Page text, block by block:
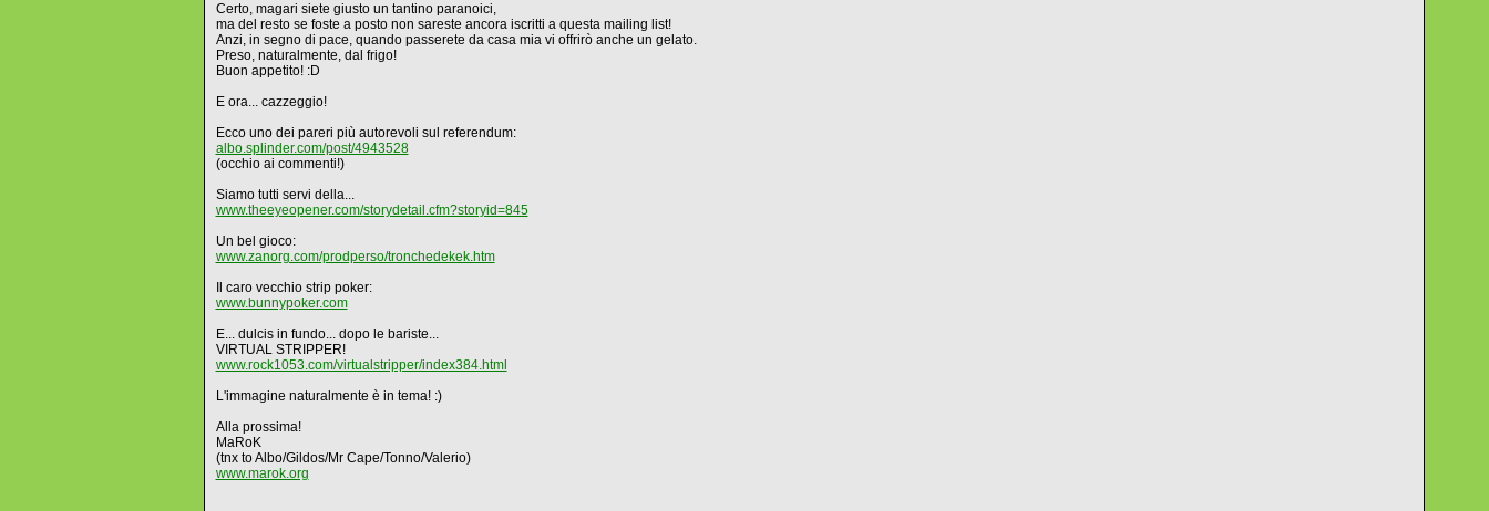
Certo, magari siete giusto un tantino paranoici,
ma del resto se foste a posto non sareste ancora iscritti a questa mailing list!
Anzi, in segno di pace, quando passerete da casa mia vi offrirò anche un gelato.
Preso, naturalmente, dal frigo!
Buon appetito! :D
E ora... cazzeggio!
Ecco uno dei pareri più autorevoli sul referendum:
albo.splinder.com/post/4943528
(occhio ai commenti!)
Siamo tutti servi della...
www.theeyeopener.com/storydetail.cfm?storyid=845
Un bel gioco:
www.zanorg.com/prodperso/tronchedekek.htm
Il caro vecchio strip poker:
www.bunnypoker.com
E... dulcis in fundo... dopo le bariste...
VIRTUAL STRIPPER!
www.rock1053.com/virtualstripper/index384.html
L'immagine naturalmente è in tema! :)
Alla prossima!
MaRoK
(tnx to Albo/Gildos/Mr Cape/Tonno/Valerio)
www.marok.org